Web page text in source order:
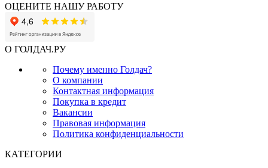
ОЦЕНИТЕ НАШУ РАБОТУ
О ГОЛДАЧ.РУ
Почему именно Голдач?
О компании
Контактная информация
Покупка в кредит
Вакансии
Правовая информация
Политика конфиденциальности
КАТЕГОРИИ